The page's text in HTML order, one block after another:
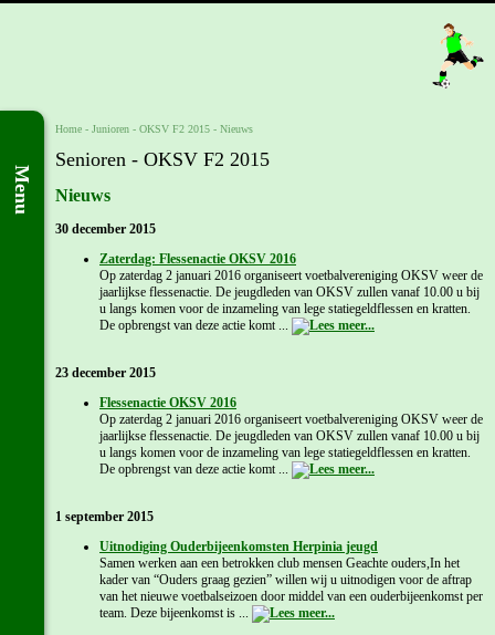
Menu
Home - Junioren - OKSV F2 2015 - Nieuws
Senioren - OKSV F2 2015
Nieuws
30 december 2015
Zaterdag: Flessenactie OKSV 2016
Op zaterdag 2 januari 2016 organiseert voetbalvereniging OKSV weer de
jaarlijkse flessenactie. De jeugdleden van OKSV zullen vanaf 10.00 u bij
u langs komen voor de inzameling van lege statiegeldflessen en kratten.
De opbrengst van deze actie komt ...
23 december 2015
Flessenactie OKSV 2016
Op zaterdag 2 januari 2016 organiseert voetbalvereniging OKSV weer de
jaarlijkse flessenactie. De jeugdleden van OKSV zullen vanaf 10.00 u bij
u langs komen voor de inzameling van lege statiegeldflessen en kratten.
De opbrengst van deze actie komt ...
1 september 2015
Uitnodiging Ouderbijeenkomsten Herpinia jeugd
Samen werken aan een betrokken club mensen Geachte ouders,In het
kader van “Ouders graag gezien” willen wij u uitnodigen voor de aftrap
van het nieuwe voetbalseizoen door middel van een ouderbijeenkomst per
team. Deze bijeenkomst is ...